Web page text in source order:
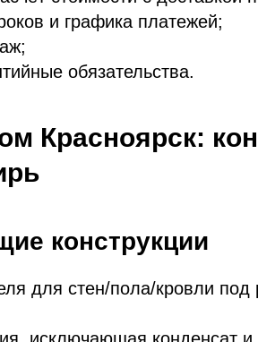
и графика платежей;
обязательства.
Красноярск:
конструкции
для стен/пола/кровли под